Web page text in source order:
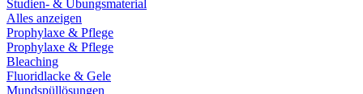
Studien- & Übungsmaterial
Alles anzeigen
Prophylaxe & Pflege
Prophylaxe & Pflege
Bleaching
Fluoridlacke & Gele
Mundspüllösungen